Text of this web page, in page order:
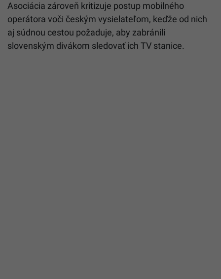
Asociácia zároveň kritizuje postup mobilného
operátora voči českým vysielateľom, keďže od nich
aj súdnou cestou požaduje, aby zabránili
slovenským divákom sledovať ich TV stanice.